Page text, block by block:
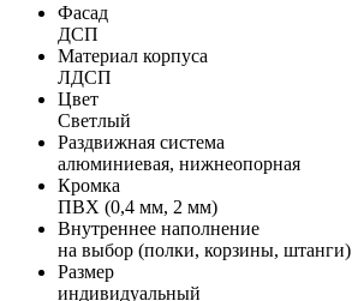
Фасад
ДСП
Материал корпуса
ЛДСП
Цвет
Светлый
Раздвижная система
алюминиевая, нижнеопорная
Кромка
ПВХ (0,4 мм, 2 мм)
Внутреннее наполнение
на выбор (полки, корзины, штанги)
Размер
индивидуальный